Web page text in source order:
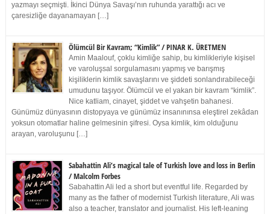
yazmayı seçmişti. İkinci Dünya Savaşı’nın ruhunda yarattığı acı ve
çaresizliğe dayanamayan […]
Ölümcül Bir Kavram; “Kimlik” / PINAR K. ÜRETMEN
Amin Maalouf, çoklu kimliğe sahip, bu kimlikleriyle kişisel
ve varoluşsal sorgulamasını yapmış ve barışmış
kişiliklerin kimlik savaşlarını ve şiddeti sonlandırabileceği
umudunu taşıyor. Ölümcül ve el yakan bir kavram “kimlik”.
Nice katliam, cinayet, şiddet ve vahşetin bahanesi.
Günümüz dünyasının distopyaya ve günümüz insanınınsa eleştirel zekâdan
yoksun otomatlar haline gelmesinin şifresi. Oysa kimlik, kim olduğunu
arayan, varoluşunu […]
Sabahattin Ali’s magical tale of Turkish love and loss in Berlin
/ Malcolm Forbes
Sabahattin Ali led a short but eventful life. Regarded by
many as the father of modernist Turkish literature, Ali was
also a teacher, translator and journalist. His left-leaning